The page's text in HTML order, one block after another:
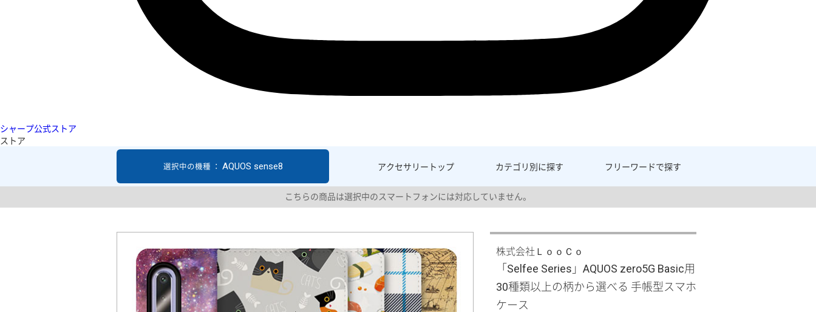
シャープ公式ストア
ストア
アクセサリー トップ カテゴリ別に探す フリーワードで探す
選択中の機種 ： AQUOS sense8
こちらの商品は選択中のスマートフォンには対応していません。
株式会社ＬｏｏＣｏ
「Selfee Series」AQUOS zero5G Basic用
30種類以上の柄から選べる 手帳型スマホ
ケース